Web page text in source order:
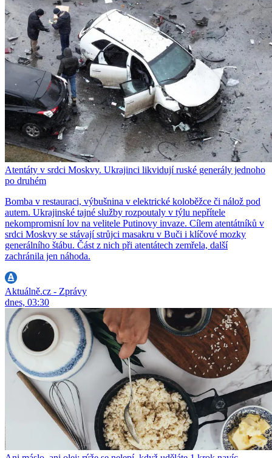
Atentáty v srdci Moskvy. Ukrajinci likvidují ruské generály jednoho
po druhém
Bomba v restauraci, výbušnina v elektrické koloběžce či nálož pod
autem. Ukrajinské tajné služby rozpoutaly v týlu nepřítele
nekompromisní lov na velitele Putinovy invaze. Cílem atentátníků v
srdci Moskvy se stávají strůjci masakru v Buči i klíčové mozky
generálního štábu. Část z nich při atentátech zemřela, další
zachránila jen náhoda.
Aktuálně.cz - Zprávy
dnes, 03:30